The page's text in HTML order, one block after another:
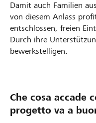
Damit auch Familien
von diesem Anlass
entschlossen, freien
Durch ihre
bewerkstelligen.
Che cosa accade
progetto va a